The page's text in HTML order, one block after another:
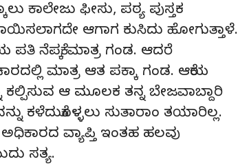
ಕಾಲೇಜು ಫೀಸು, ಪಠ್ಯ ಪುಸ್ತಕ
ಆಗಾಗ ಕುಸಿದು ಹೋಗುತ್ತಾಳೆ.
ಪತಿ ನೆಪಕ್ಕೆ ಮಾತ್ರ ಗಂಡ. ಆದರೆ
ಮಾತ್ರ ಆತ ಪಕ್ಕಾ ಗಂಡ. ಆಕೆಯ
ಆ ಮೂಲಕ ತನ್ನ ಬೇಜವಾಬ್ದಾರಿ
ಕಳೆದುಕೊಳ್ಳಲು ಸುತಾರಾಂ ತಯಾರಿಲ್ಲ.
ವ್ಯಾಪ್ತಿ ಇಂತಹ ಹಲವು
ಸತ್ಯ.